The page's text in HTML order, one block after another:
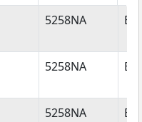
Postcode
5258NA
5258NA
5258NA